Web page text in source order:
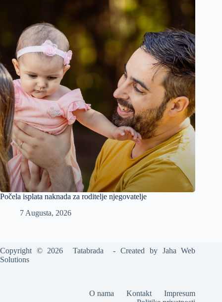
Počela isplata naknada za roditelje njegovatelje
7 Augusta, 2026
Copyright © 2026 Tatabrada - Created by Jaha Web
Solutions
O nama Kontakt
Impresum